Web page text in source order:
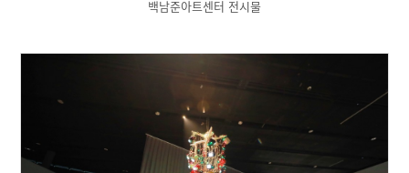
백남준아트센터 전시물